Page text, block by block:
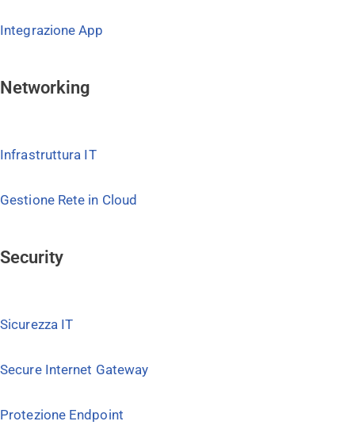
Integrazione App
Networking
Infrastruttura IT
Gestione Rete in Cloud
Security
Sicurezza IT
Secure Internet Gateway
Protezione Endpoint